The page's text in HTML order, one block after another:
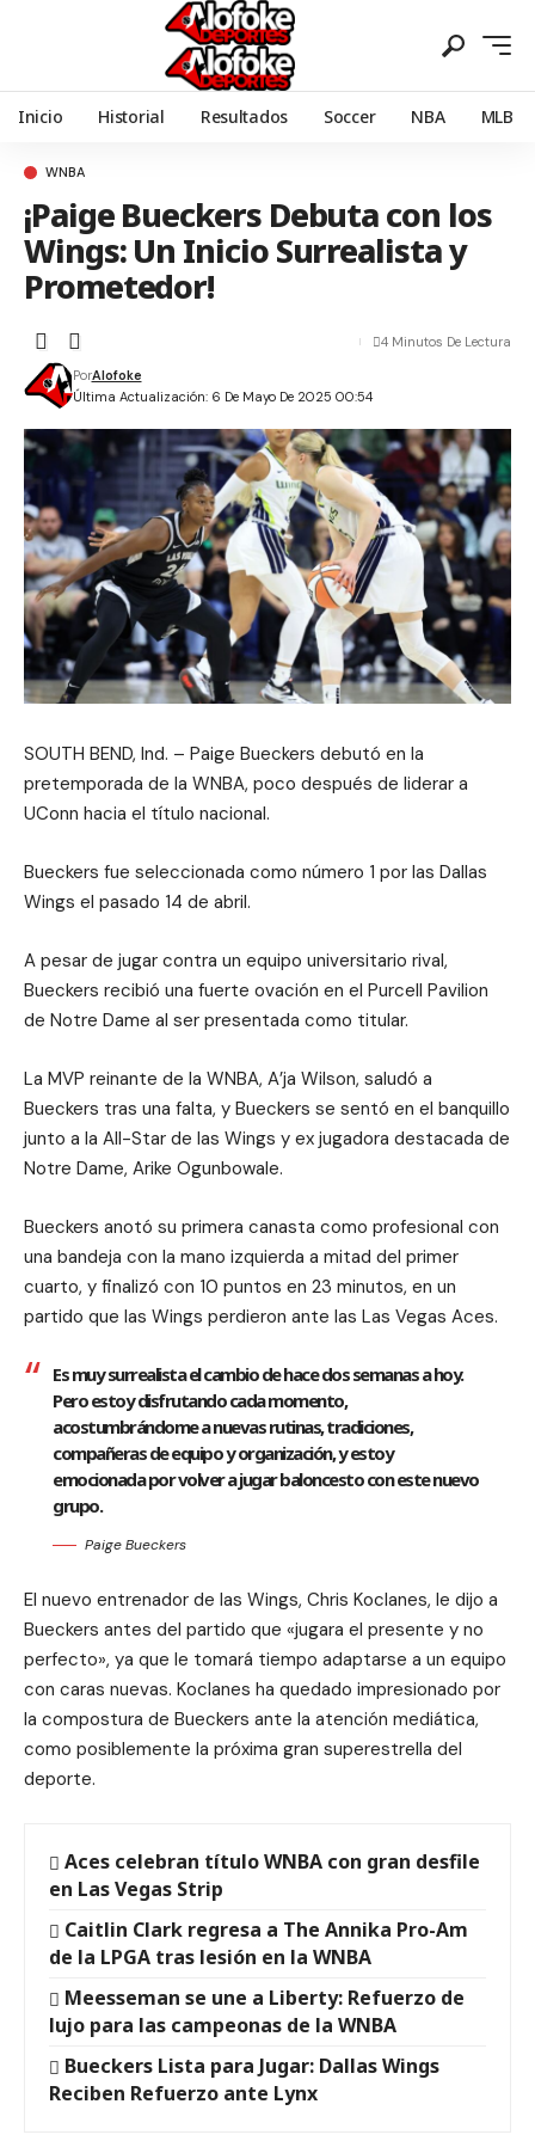
Inicio Historial Resultados Soccer NBA MLB
WNBA
¡Paige Bueckers Debuta con los
Wings: Un Inicio Surrealista y
Prometedor!
Última Actualización: 6 De Mayo De 2025 00:54
PorAlofoke
4 Minutos De Lectura
SOUTH BEND, Ind. – Paige Bueckers debutó en la
pretemporada de la WNBA, poco después de liderar a
UConn hacia el título nacional.
Bueckers fue seleccionada como número 1 por las Dallas
Wings el pasado 14 de abril.
A pesar de jugar contra un equipo universitario rival,
Bueckers recibió una fuerte ovación en el Purcell Pavilion
de Notre Dame al ser presentada como titular.
La MVP reinante de la WNBA, A’ja Wilson, saludó a
Bueckers tras una falta, y Bueckers se sentó en el banquillo
junto a la All-Star de las Wings y ex jugadora destacada de
Notre Dame, Arike Ogunbowale.
Bueckers anotó su primera canasta como profesional con
una bandeja con la mano izquierda a mitad del primer
cuarto, y finalizó con 10 puntos en 23 minutos, en un
partido que las Wings perdieron ante las Las Vegas Aces.
Es muy surrealista el cambio de hace dos semanas a hoy.
Pero estoy disfrutando cada momento,
acostumbrándome a nuevas rutinas, tradiciones,
compañeras de equipo y organización, y estoy
emocionada por volver a jugar baloncesto con este nuevo
grupo.
Paige Bueckers
El nuevo entrenador de las Wings, Chris Koclanes, le dijo a
Bueckers antes del partido que «jugara el presente y no
perfecto», ya que le tomará tiempo adaptarse a un equipo
con caras nuevas. Koclanes ha quedado impresionado por
la compostura de Bueckers ante la atención mediática,
como posiblemente la próxima gran superestrella del
deporte.
Aces celebran título WNBA con gran desfile
en Las Vegas Strip
Caitlin Clark regresa a The Annika Pro-Am
de la LPGA tras lesión en la WNBA
Meesseman se une a Liberty: Refuerzo de
lujo para las campeonas de la WNBA
Bueckers Lista para Jugar: Dallas Wings
Reciben Refuerzo ante Lynx